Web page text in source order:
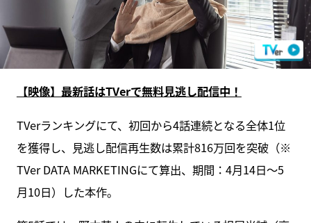
【映像】最新話はTVerで無料見逃し配信中！
TVerランキングにて、初回から4話連続となる全体1位
を獲得し、見逃し配信再生数は累計816万回を突破（※
TVer DATA MARKETINGにて算出、期間：4月14日～5
月10日）した本作。